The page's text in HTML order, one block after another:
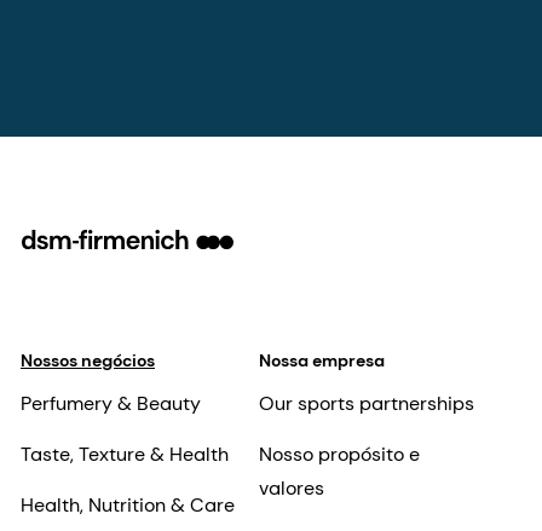
Nossos negócios
Perfumery & Beauty
Taste, Texture & Health
Health, Nutrition & Care
Nossa empresa
Our sports partnerships
Nosso propósito e
valores